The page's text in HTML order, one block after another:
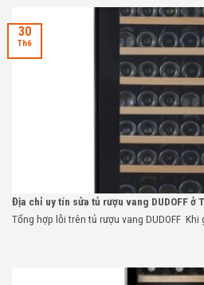
Địa chỉ uy tín sửa tủ rượu vang DUDOFF ở
Tổng hợp lỗi trên tủ rượu vang DUDOFF Khi
30
Th6